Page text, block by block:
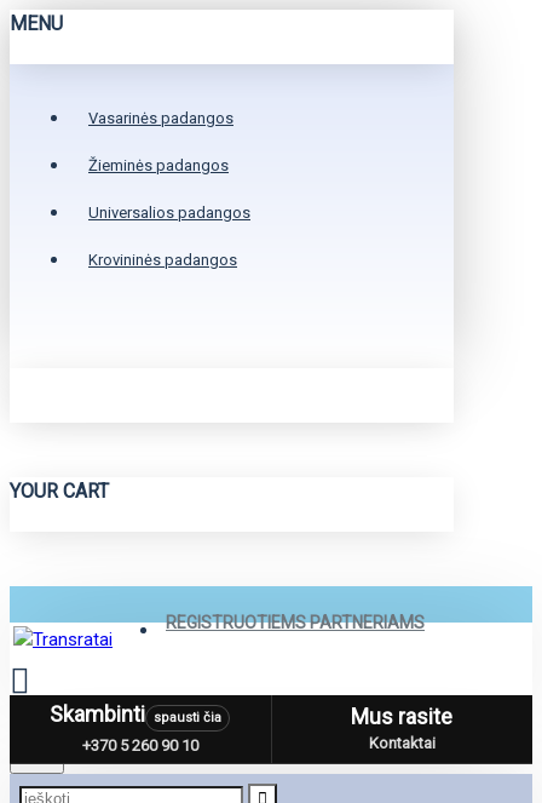
MENU
Vasarinės padangos
Žieminės padangos
Universalios padangos
Krovininės padangos
YOUR CART
REGISTRUOTIEMS PARTNERIAMS
MenuSkambinti spausti čia
+370 5 260 90 10
Mus rasite
Kontaktai